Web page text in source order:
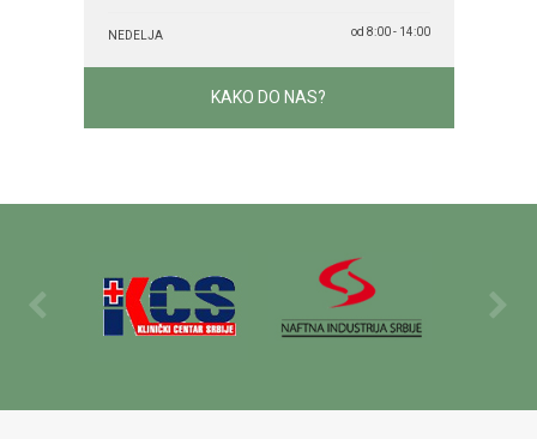
NEDELJA od 8:00 - 14:00
KAKO DO NAS?